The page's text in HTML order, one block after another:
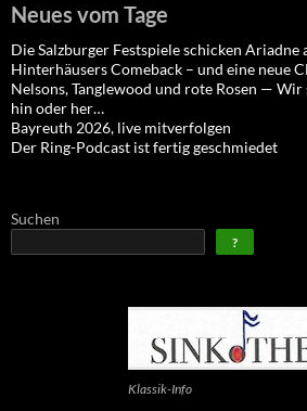
Neues vom Tage
Die Salzburger Festspiele schicken Ariadne
Hinterhäusers Comeback – und eine neue
Nelsons, Tanglewood und rote Rosen —
hin oder her…
Bayreuth 2026, live mitverfolgen
Der Ring-Podcast ist fertig geschmiedet
Suchen
?
Klassik-Info